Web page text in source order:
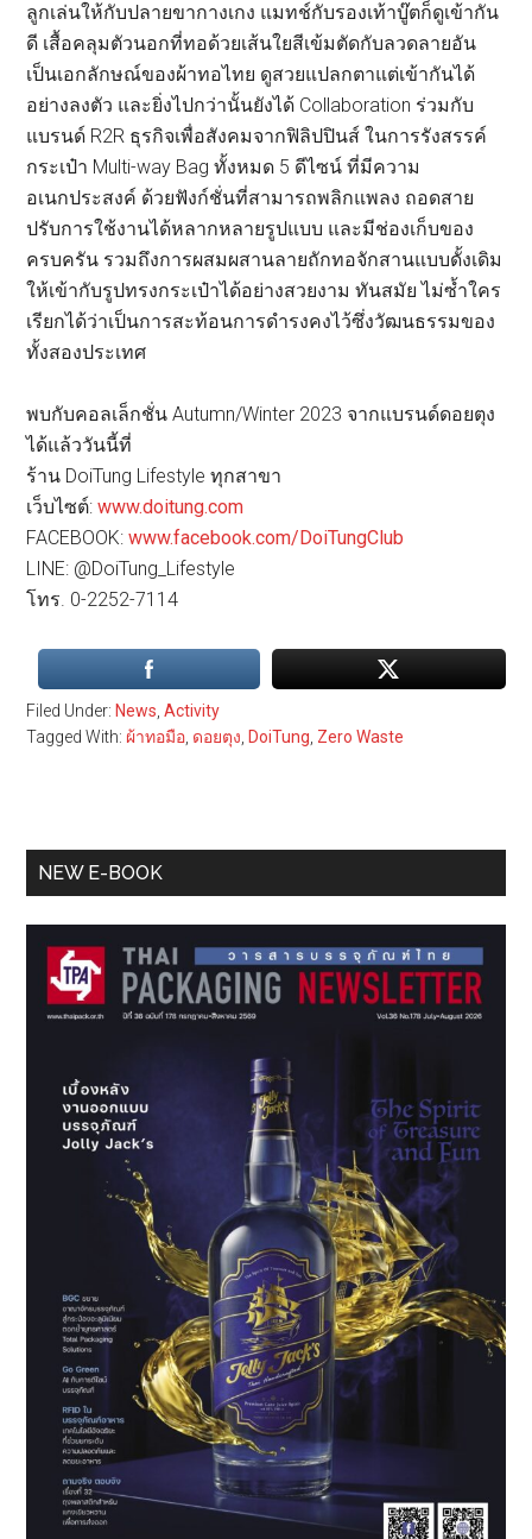
ลูกเล่นให้กับปลายขากางเกง แมทช์กับรองเท้าบู๊ตก็ดูเข้ากัน
ดี เสื้อคลุมตัวนอกที่ทอด้วยเส้นใยสีเข้มตัดกับลวดลายอัน
เป็นเอกลักษณ์ของผ้าทอไทย ดูสวยแปลกตาแต่เข้ากันได้
อย่างลงตัว และยิ่งไปกว่านั้นยังได้ Collaboration ร่วมกับ
แบรนด์ R2R ธุรกิจเพื่อสังคมจากฟิลิปปินส์ ในการรังสรรค์
กระเป๋า Multi-way Bag ทั้งหมด 5 ดีไซน์ ที่มีความ
อเนกประสงค์ ด้วยฟังก์ชั่นที่สามารถพลิกแพลง ถอดสาย
ปรับการใช้งานได้หลากหลายรูปแบบ และมีช่องเก็บของ
ครบครัน รวมถึงการผสมผสานลายถักทอจักสานแบบดั้งเดิม
ให้เข้ากับรูปทรงกระเป๋าได้อย่างสวยงาม ทันสมัย ไม่ซ้ำใคร
เรียกได้ว่าเป็นการสะท้อนการดำรงคงไว้ซึ่งวัฒนธรรมของ
ทั้งสองประเทศ
พบกับคอลเล็กชั่น Autumn/Winter 2023 จากแบรนด์ดอยตุง
ได้แล้ววันนี้ที่
ร้าน DoiTung Lifestyle ทุกสาขา
เว็บไซต์:www.doitung.com
FACEBOOK:www.facebook.com/DoiTungClub
LINE: @DoiTung_Lifestyle
โทร. 0-2252-7114
Filed Under: News ,Activity
Tagged With: ผ้าทอมือ ดอยตุง DoiTung Zero Waste
Primary
NEW E-BOOK